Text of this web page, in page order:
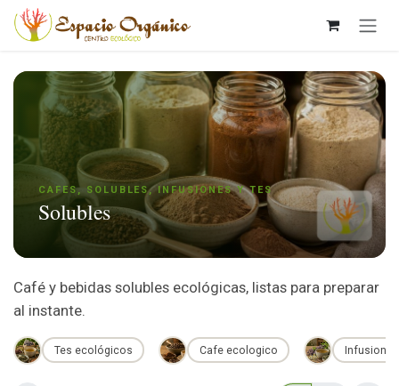
Ir al contenido
CAFES, SOLUBLES, INFUSIONES Y TES
Solubles
Café y bebidas solubles ecológicas, listas para preparar
al instante.
Tes ecológicos Cafe ecologico Infusiones